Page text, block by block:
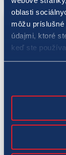
oblasti
môžu
údajmi, ktoré
keď ste